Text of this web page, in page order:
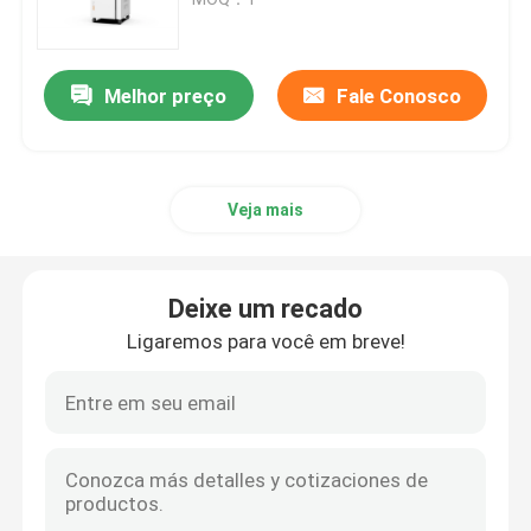
Impressora do LCD 3D
Impressora 3D médica
Melhor preço Fale Conosco
Veja mais
Deixe um recado
Ligaremos para você em breve!